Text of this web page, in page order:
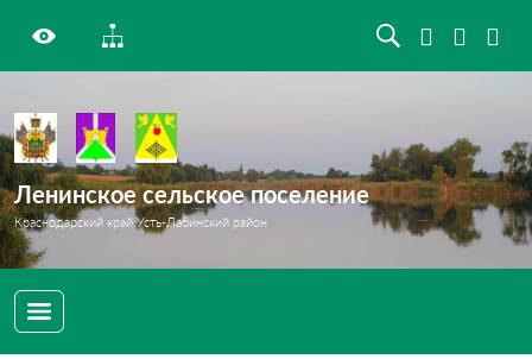
Ленинское сельское поселение
Краснодарский край Усть-Лабинский район